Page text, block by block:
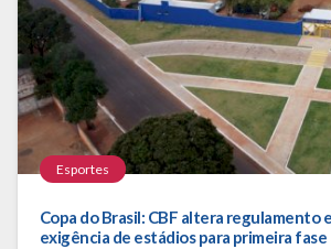
Esportes
Copa do Brasil: CBF altera regulamento
exigência de estádios para primeira fase